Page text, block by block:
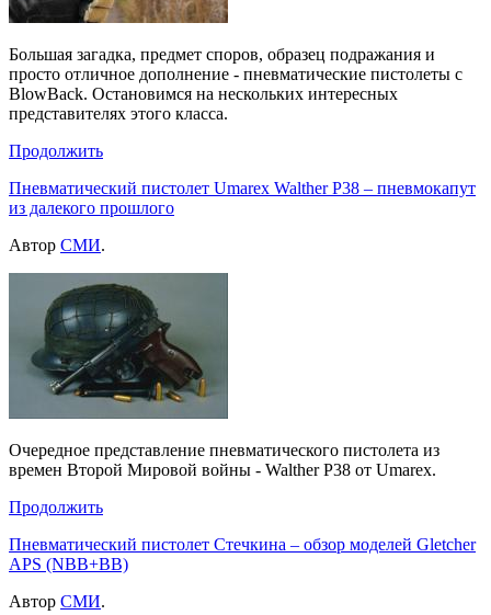
Большая загадка, предмет споров, образец подражания и
просто отличное дополнение - пневматические пистолеты с
BlowBack. Остановимся на нескольких интересных
представителях этого класса.
Продолжить
Пневматический пистолет Umarex Walther P38 – пневмокапут
из далекого прошлого
Автор СМИ.
Очередное представление пневматического пистолета из
времен Второй Мировой войны - Walther P38 от Umarex.
Продолжить
Пневматический пистолет Стечкина – обзор моделей Gletcher
APS (NBB+BB)
Автор СМИ.